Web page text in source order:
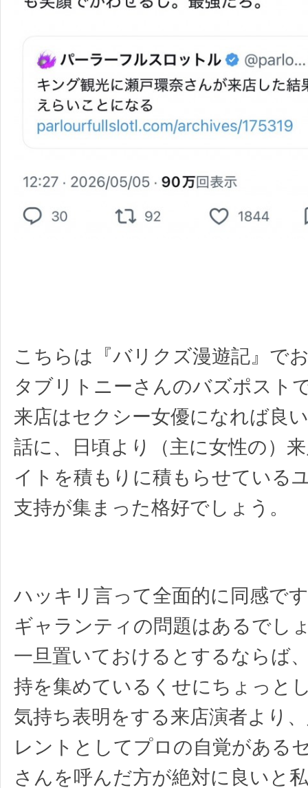
こちらは『バリクズ漫遊記』で
タブリトニーさんのバズポスト
来店はセクシー女優になれば良
話に、日頃より（主に女性の）
イトを積もりに積もらせている
支持が集まった格好でしょう。
ハッキリ言って全面的に同感で
ギャランティの問題はあるでし
一旦置いておけるとするならば
持を集めているくせにちょっと
気持ち表明をする来店演者より
レントとしてプロの自覚がある
さんを呼んだ方が絶対に良いと